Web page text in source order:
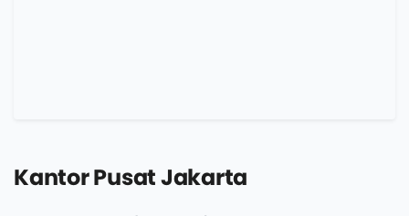
Kantor Pusat Jakarta